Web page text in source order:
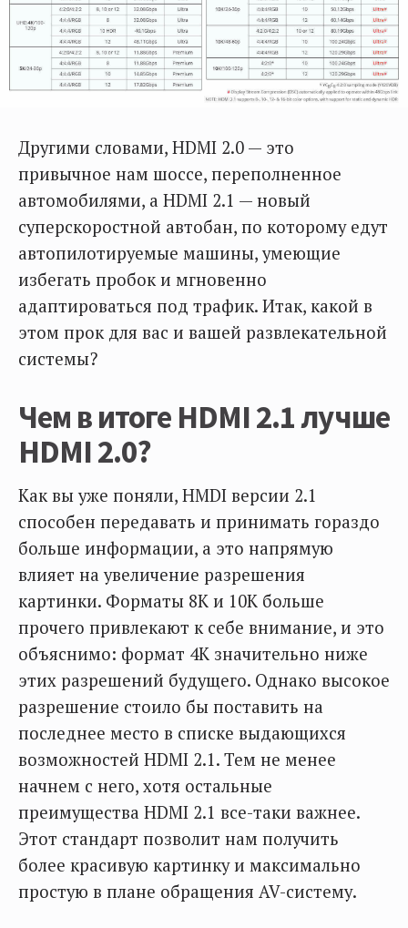
Другими словами, HDMI 2.0 — это
привычное нам шоссе, переполненное
автомобилями, а HDMI 2.1 — новый
суперскоростной автобан, по которому едут
автопилотируемые машины, умеющие
избегать пробок и мгновенно
адаптироваться под трафик. Итак, какой в
этом прок для вас и вашей развлекательной
системы?
Чем в итоге HDMI 2.1 лучше
HDMI 2.0?
Как вы уже поняли, HMDI версии 2.1
способен передавать и принимать гораздо
больше информации, а это напрямую
влияет на увеличение разрешения
картинки. Форматы 8K и 10K больше
прочего привлекают к себе внимание, и это
объяснимо: формат 4K значительно ниже
этих разрешений будущего. Однако высокое
разрешение стоило бы поставить на
последнее место в списке выдающихся
возможностей HDMI 2.1. Тем не менее
начнем с него, хотя остальные
преимущества HDMI 2.1 все-таки важнее.
Этот стандарт позволит нам получить
более красивую картинку и максимально
простую в плане обращения AV-систему.